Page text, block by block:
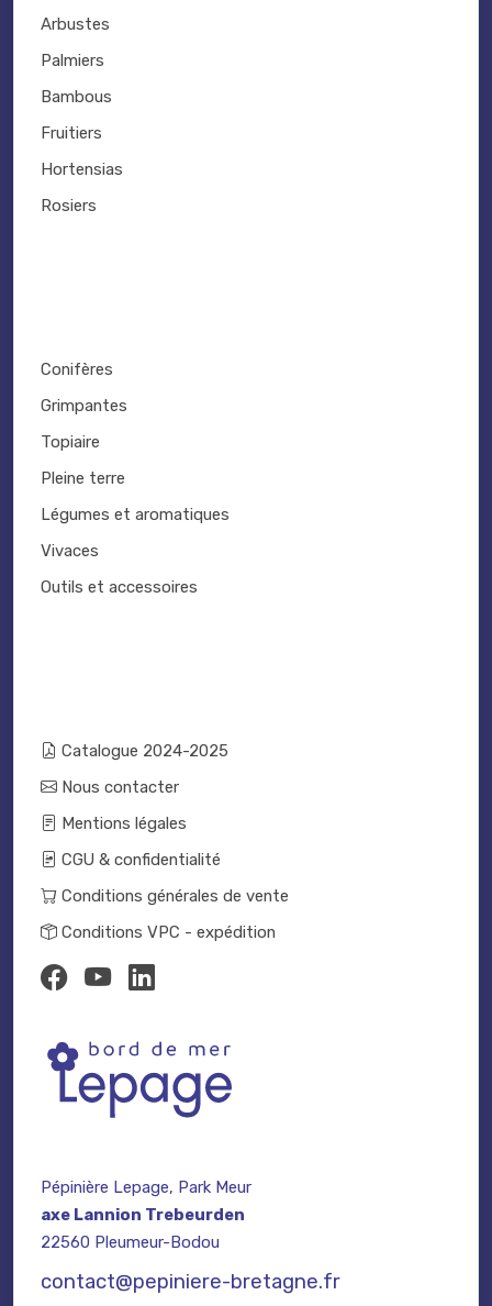
Arbustes
Palmiers
Bambous
Fruitiers
Hortensias
Rosiers
Conifères
Grimpantes
Topiaire
Pleine terre
Légumes et aromatiques
Vivaces
Outils et accessoires
Catalogue 2024-2025
Nous contacter
Mentions légales
CGU & confidentialité
Conditions générales de vente
Conditions VPC - expédition
Pépinière Lepage, Park Meur
axe Lannion Trebeurden
22560 Pleumeur-Bodou
contact@pepiniere-bretagne.fr